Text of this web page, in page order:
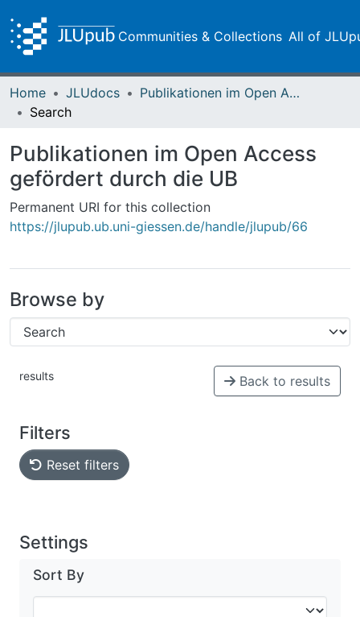
Communities & Collections All of
Home JLUdocs
Publikationen im Open Access gefördert durch die UB
Search
Publikationen im Open Access
gefördert durch die UB
Permanent URI for this collection
https://jlupub.ub.uni-giessen.de/handle/jlupub/66
Browse by
results Back to results
Filters
Reset filters
Settings
Sort By